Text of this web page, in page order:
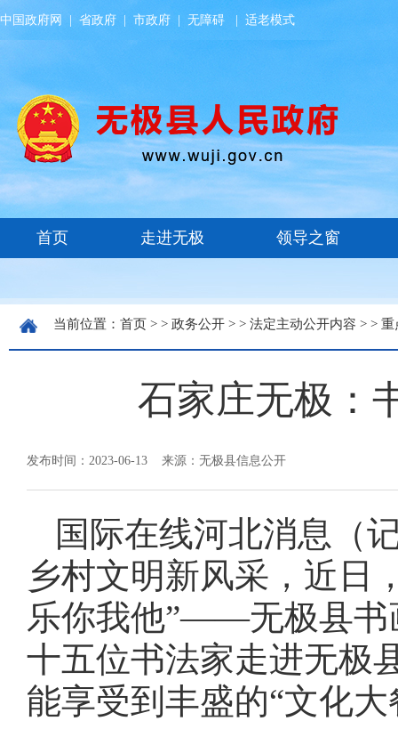
中国政府网 省政府 市政府 无障碍 适老模式
当前位置： 首页 > > 政务公开 > > 法定主动公开内容 > > 重
石家庄无极：
发布时间：2023-06-13 来源：无极县信息公开
国际在线河北消息（
乡村文明新风采，近日
乐你我他”——无极县书
十五位书法家走进无极
能享受到丰盛的“文化大